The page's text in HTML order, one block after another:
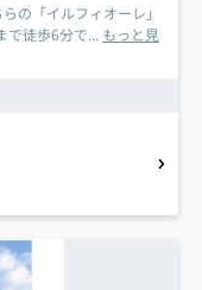
の「イルフィオーレ」
で徒歩6分で... もっと見